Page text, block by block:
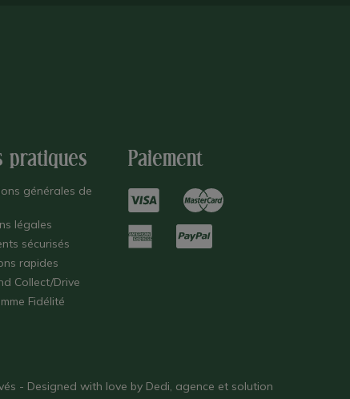
pratiques
générales de
légales
sécurisés
rapides
Collect/Drive
Fidélité
Paiement
- Designed with love by Dedi, agence et solution